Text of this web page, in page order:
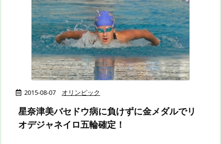
2015-08-07 オリンピック
星奈津美バセドウ病に負けずに金メダルでリ
オデジャネイロ五輪確定！